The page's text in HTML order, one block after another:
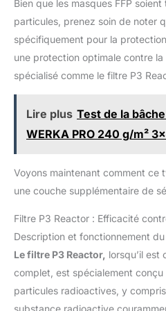
boîte.
Bien que les masques FFP
particules, prenez soin de noter
spécifiquement pour la
une protection optimale contre
spécialisé comme le filtre P3
Lire plus Test de la
WERKA PRO 240 g/m²
Voyons maintenant comment ce
une couche supplémentaire de
Filtre P3 Reactor : Efficacité
Description et fonctionnement
Le filtre P3 Reactor, lorsqu’il est
complet, est spécialement
particules radioactives, y compris
substance radioactive